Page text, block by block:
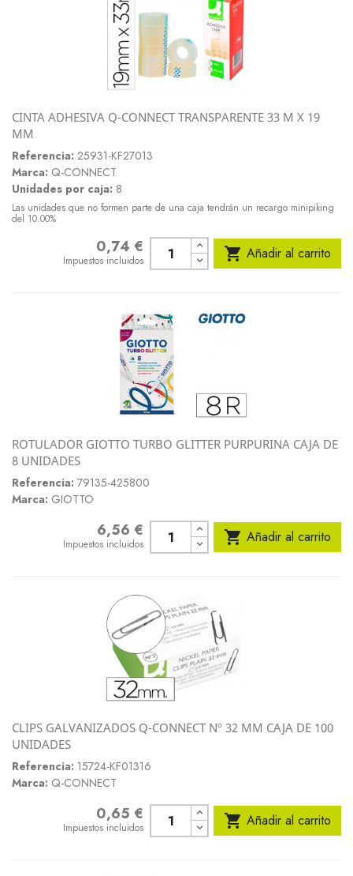
CINTA ADHESIVA Q-CONNECT TRANSPARENTE 33 M X 19
MM
Referencia: 25931-KF27013
Marca: Q-CONNECT
Unidades por caja: 8
Las unidades que no formen parte de una caja tendrán un recargo minipiking
del 10.00%
0,74 €
Impuestos incluidos  Añadir al carrito
ROTULADOR GIOTTO TURBO GLITTER PURPURINA CAJA DE
8 UNIDADES
Referencia: 79135-425800
Marca: GIOTTO
6,56 €
Impuestos incluidos  Añadir al carrito
CLIPS GALVANIZADOS Q-CONNECT Nº 32 MM CAJA DE 100
UNIDADES
Referencia: 15724-KF01316
Marca: Q-CONNECT
0,65 €
Impuestos incluidos  Añadir al carrito